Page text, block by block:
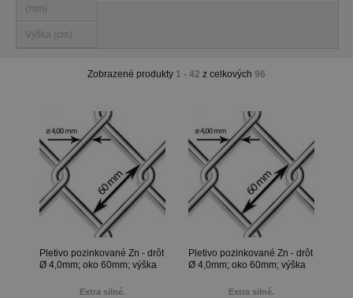
(mm)
Výška (cm)
Zobrazené produkty 1 - 42 z celkových 96
Pletivo pozinkované Zn - drôt
Ø 4,0mm; oko 60mm; výška
Extra silné.
Pletivo pozinkované Zn - drôt
Ø 4,0mm; oko 60mm; výška
Extra silné.